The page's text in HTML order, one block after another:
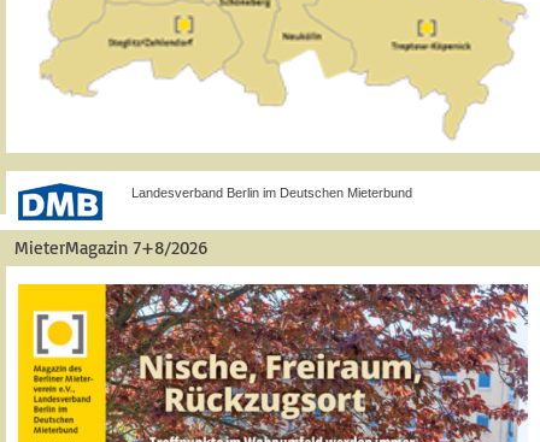
Landesverband Berlin im Deutschen Mieterbund
MieterMagazin 7+8/2026